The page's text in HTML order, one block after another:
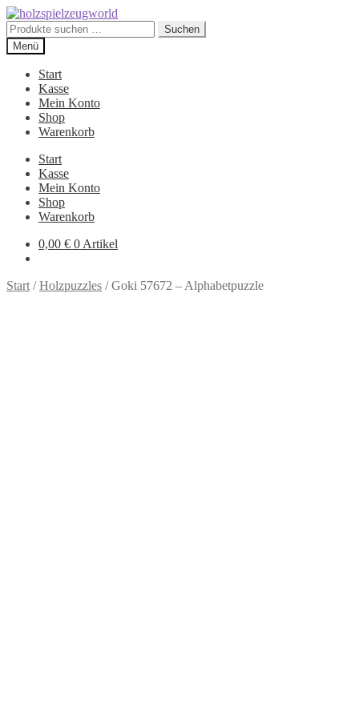
Zur
Navigation
springen
Zum
Inhalt
springen
Suchen
nach:
Suchen
Menü
Start
Kasse
Mein Konto
Shop
Warenkorb
Start
Kasse
Mein Konto
Shop
Warenkorb
0,00 € 0 Artikel
Start /Holzpuzzles /Goki 57672 – Alphabetpuzzle